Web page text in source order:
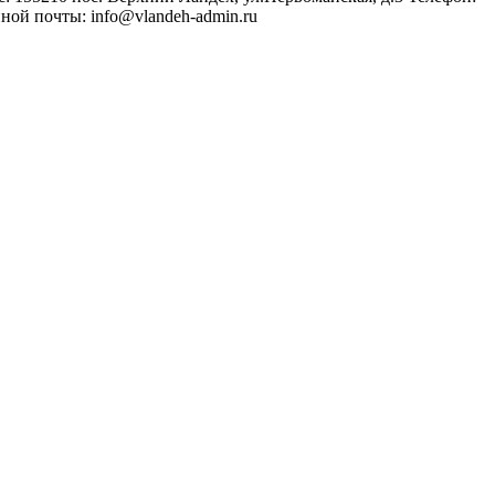
почты: info@vlandeh-admin.ru